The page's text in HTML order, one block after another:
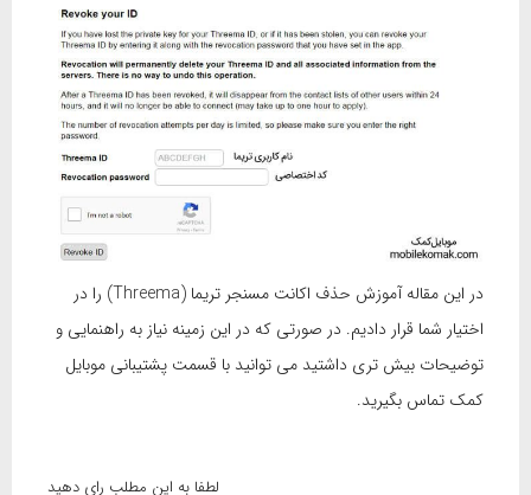
در این مقاله آموزش حذف اکانت مسنجر تریما (Threema) را در
اختیار شما قرار دادیم. در صورتی که در این زمینه نیاز به راهنمایی و
توضیحات بیش تری داشتید می توانید با قسمت پشتیبانی موبایل
کمک تماس بگیرید.
لطفا به این مطلب رای دهید